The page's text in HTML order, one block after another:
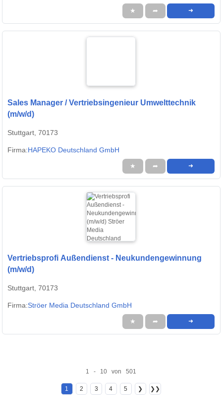
★ ➦ ➜
Sales Manager / Vertriebsingenieur Umwelttechnik
(m/w/d)
Stuttgart, 70173
Firma:HAPEKO Deutschland GmbH
★ ➦ ➜
Vertriebsprofi Außendienst - Neukundengewinnung
(m/w/d)
Stuttgart, 70173
Firma:Ströer Media Deutschland GmbH
★ ➦ ➜
1 - 10 von 501
1 2 3 4 5 ❯ ❯❯